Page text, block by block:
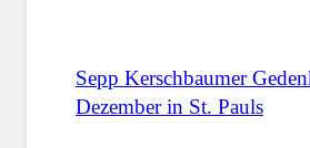
Sepp Kerschbaumer
Dezember in St. Pauls